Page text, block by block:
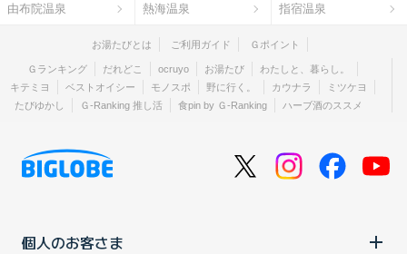
由布院温泉 熱海温泉 指宿温泉
お湯たびとは ご利用ガイド Ｇポイント
Ｇランキング だれどこ ocruyo お湯たび
わたしと、暮らし。
キテミヨ
ベストオイシー モノスポ 野に行く。 カウナラ
ミツケヨ
たびゆかし
Ｇ-Ranking 推し活 食pin by Ｇ-Ranking ハーブ酒のススメ
個人のお客さま